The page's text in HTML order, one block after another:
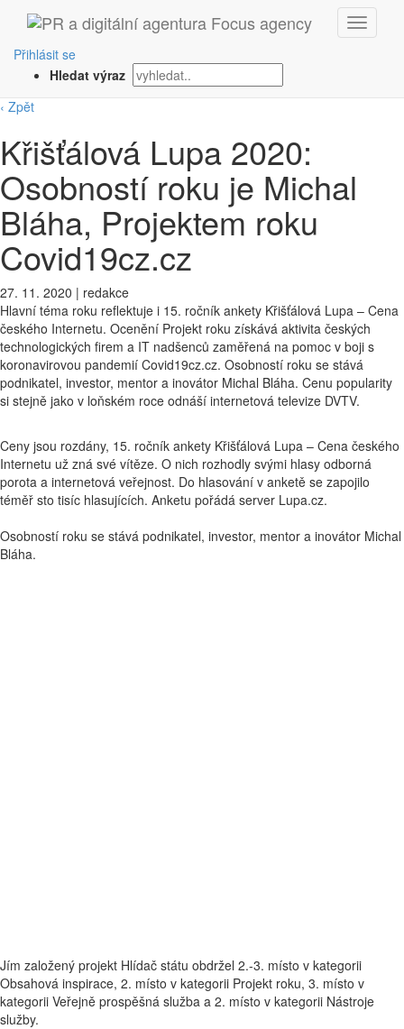
Přihlásit se
Hledat výraz
‹ Zpět
Křišťálová Lupa 2020:
Osobností roku je Michal
Bláha, Projektem roku
Covid19cz.cz
27. 11. 2020 | redakce
Hlavní téma roku reflektuje i 15. ročník ankety Křišťálová Lupa – Cena
českého Internetu. Ocenění Projekt roku získává aktivita českých
technologických firem a IT nadšenců zaměřená na pomoc v boji s
koronavirovou pandemií Covid19cz.cz. Osobností roku se stává
podnikatel, investor, mentor a inovátor Michal Bláha. Cenu popularity
si stejně jako v loňském roce odnáší internetová televize DVTV.
Ceny jsou rozdány, 15. ročník ankety Křišťálová Lupa – Cena českého
Internetu už zná své vítěze. O nich rozhodly svými hlasy odborná
porota a internetová veřejnost. Do hlasování v anketě se zapojilo
téměř sto tisíc hlasujících. Anketu pořádá server Lupa.cz.
Osobností roku se stává podnikatel, investor, mentor a inovátor Michal
Bláha.
Jím založený projekt Hlídač státu obdržel 2.-3. místo v kategorii
Obsahová inspirace, 2. místo v kategorii Projekt roku, 3. místo v
kategorii Veřejně prospěšná služba a 2. místo v kategorii Nástroje
služby.